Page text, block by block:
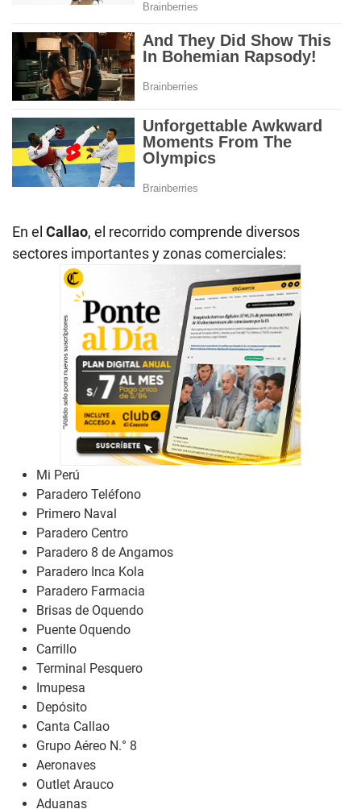
En el Callao, el recorrido comprende diversos
sectores importantes y zonas comerciales:
Mi Perú
Paradero Teléfono
Primero Naval
Paradero Centro
Paradero 8 de Angamos
Paradero Inca Kola
Paradero Farmacia
Brisas de Oquendo
Puente Oquendo
Carrillo
Terminal Pesquero
Imupesa
Depósito
Canta Callao
Grupo Aéreo N.° 8
Aeronaves
Outlet Arauco
Aduanas